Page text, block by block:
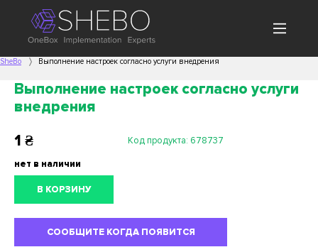
SheBo Выполнение настроек согласно услуги внедрения
Выполнение настроек согласно услуги
внедрения
1 ₴ Код продукта: 678737
нет в наличии
В КОРЗИНУ
СООБЩИТЕ КОГДА ПОЯВИТСЯ